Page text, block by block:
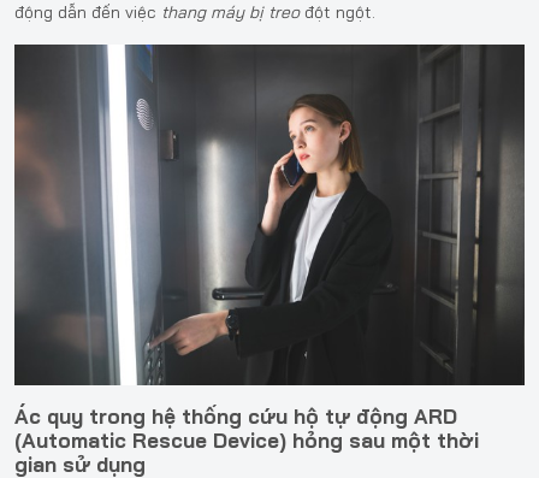
động dẫn đến việc thang máy bị treođột ngột.
Ác quy trong hệ thống cứu hộ tự động ARD
(Automatic Rescue Device) hỏng sau một thời
gian sử dụng